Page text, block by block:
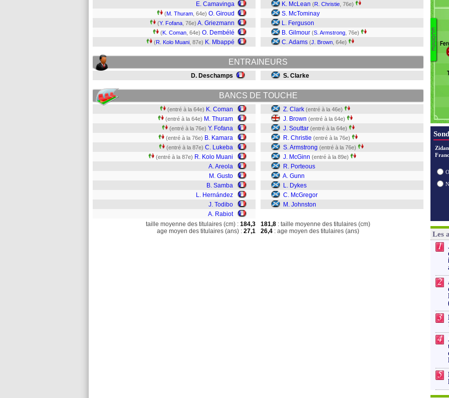
E. Camavinga
(M. Thuram , 64e) O. Giroud
(Y. Fofana , 76e) A. Griezmann
(K. Coman , 64e) O. Dembélé
(R. Kolo Muani , 87e) K. Mbappé
K. McLean (R. Christie , 76e)
S. McTominay
L. Ferguson
B. Gilmour (S. Armstrong , 76e)
C. Adams (J. Brown , 64e)
ENTRAINEURS
D. Deschamps S. Clarke
BANCS DE TOUCHE
(entré à la 64e) K. Coman
(entré à la 64e) M. Thuram
(entré à la 76e) Y. Fofana
(entré à la 76e) B. Kamara
(entré à la 87e) C. Lukeba
(entré à la 87e) R. Kolo Muani
A. Areola
M. Gusto
B. Samba
L. Hernández
J. Todibo
A. Rabiot
Z. Clark (entré à la 46e)
J. Brown (entré à la 64e)
J. Souttar (entré à la 64e)
R. Christie (entré à la 76e)
S. Armstrong (entré à la 76e)
J. McGinn (entré à la 89e)
R. Porteous
A. Gunn
L. Dykes
C. McGregor
M. Johnston
taille moyenne des titulaires (cm) : 184,3
age moyen des titulaires (ans) : 27,1
181,8 : taille moyenne des titulaires (cm)
26,4 : age moyen des titulaires (ans)
E
C
O
S
S
E
Les
1
2
3
4
5